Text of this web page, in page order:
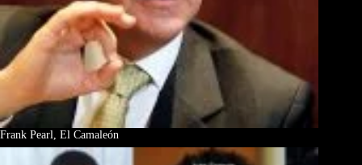
Frank Pearl, El Camaleón